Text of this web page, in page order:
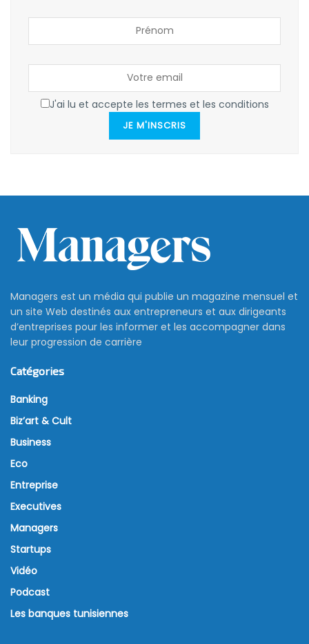
J'ai lu et accepte les termes et les conditions
JE M'INSCRIS
Managers est un média qui publie un magazine mensuel et
un site Web destinés aux entrepreneurs et aux dirigeants
d’entreprises pour les informer et les accompagner dans
leur progression de carrière
Catégories
Banking
Biz’art & Cult
Business
Eco
Entreprise
Executives
Managers
Startups
Vidéo
Podcast
Les banques tunisiennes